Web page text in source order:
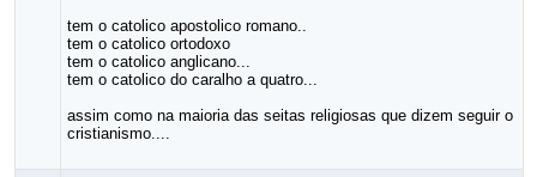
tem o catolico apostolico romano..
tem o catolico ortodoxo
tem o catolico anglicano...
tem o catolico do caralho a quatro...
assim como na maioria das seitas religiosas que dizem seguir o
cristianismo....